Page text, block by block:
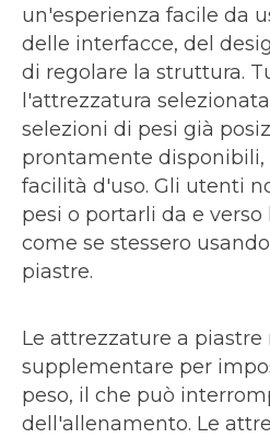
un'esperienza facile da
delle interfacce, del
di regolare la struttura.
l'attrezzatura
selezioni di pesi già
prontamente disponibili,
facilità d'uso. Gli utenti
pesi o portarli da e
come se stessero
piastre.
Le attrezzature a
supplementare per
peso, il che può
dell'allenamento. Le